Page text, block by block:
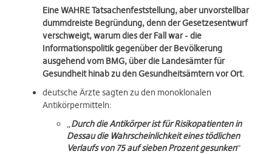
Eine WAHRE Tatsachenfeststellung, aber unvorstellbar
dummdreiste Begründung, denn der Gesetzesentwurf
verschweigt, warum dies der Fall war - die
Informationspolitik gegenüber der Bevölkerung
ausgehend vom BMG, über die Landesämter für
Gesundheit hinab zu den Gesundheitsämtern vor Ort.
deutsche Ärzte sagten zu den monoklonalen
Antikörpermitteln:
„Durch die Antikörper ist für Risikopatienten in
Dessau die Wahrscheinlichkeit eines tödlichen
Verlaufs von 75 auf sieben Prozent gesunken“